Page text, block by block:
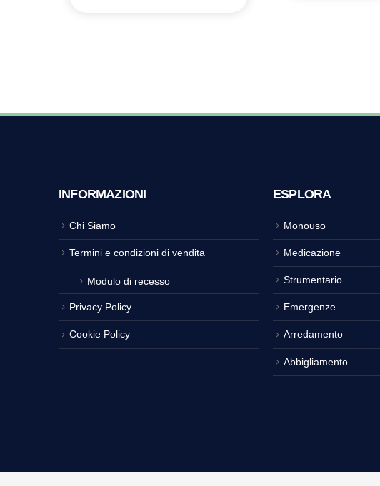
INFORMAZIONI
Chi Siamo
Termini e condizioni di vendita
Modulo di recesso
Privacy Policy
Cookie Policy
ESPLORA
Monouso
Medicazione
Strumentario
Emergenze
Arredamento
Abbigliamento